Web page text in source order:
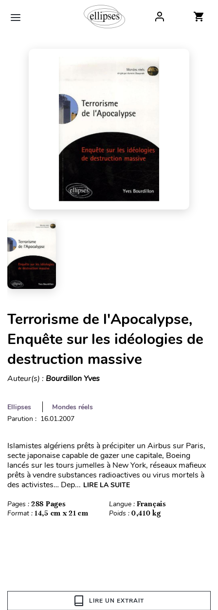
Terrorisme de l'Apocalypse,
Enquête sur les idéologies de
destruction massive
Auteur(s) : Bourdillon Yves
Ellipses
Mondes réels
Parution : 16.01.2007
Islamistes algériens prêts à précipiter un Airbus sur Paris,
secte japonaise capable de gazer une capitale, Boeing
lancés sur les tours jumelles à New York, réseaux mafieux
prêts à vendre substances radioactives ou virus mortels à
des activistes… Dep... LIRE LA SUITE
Pages : 288 Pages Langue : Français
Format : 14,5 cm x 21 cm Poids : 0,410 kg
LIRE UN EXTRAIT